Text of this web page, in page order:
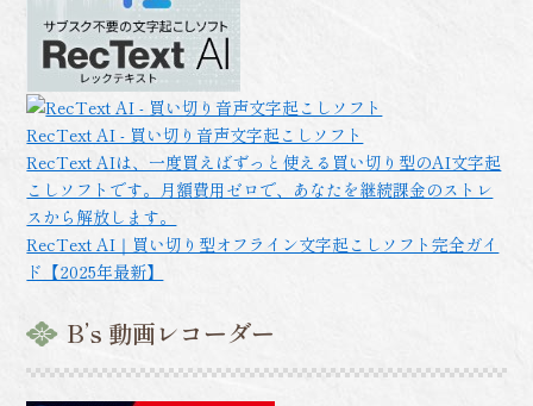
RecText AI - 買い切り音声文字起こしソフト
RecText AIは、一度買えばずっと使える買い切り型のAI文字起
こしソフトです。月額費用ゼロで、あなたを継続課金のストレ
スから解放します。
RecText AI｜買い切り型オフライン文字起こしソフト完全ガイ
ド【2025年最新】
B’s 動画レコーダー